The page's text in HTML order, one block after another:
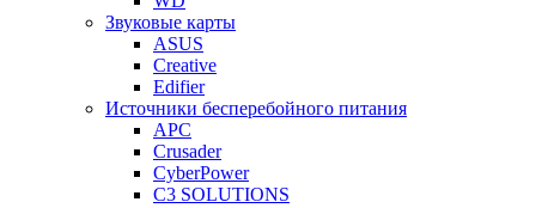
Звуковые карты
ASUS
Creative
Edifier
Источники бесперебойного питания
APC
Crusader
CyberPower
C3 SOLUTIONS